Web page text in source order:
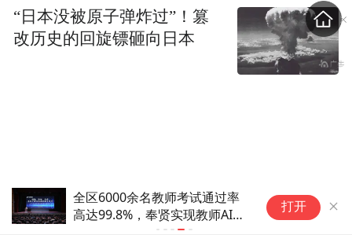
打开
“日本没被原子弹炸过”！篡
改历史的回旋镖砸向日本